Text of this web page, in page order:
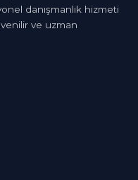
danışmanlık hizmeti
ve uzman